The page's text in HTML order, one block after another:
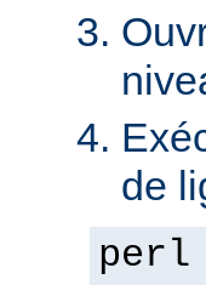
de
perl